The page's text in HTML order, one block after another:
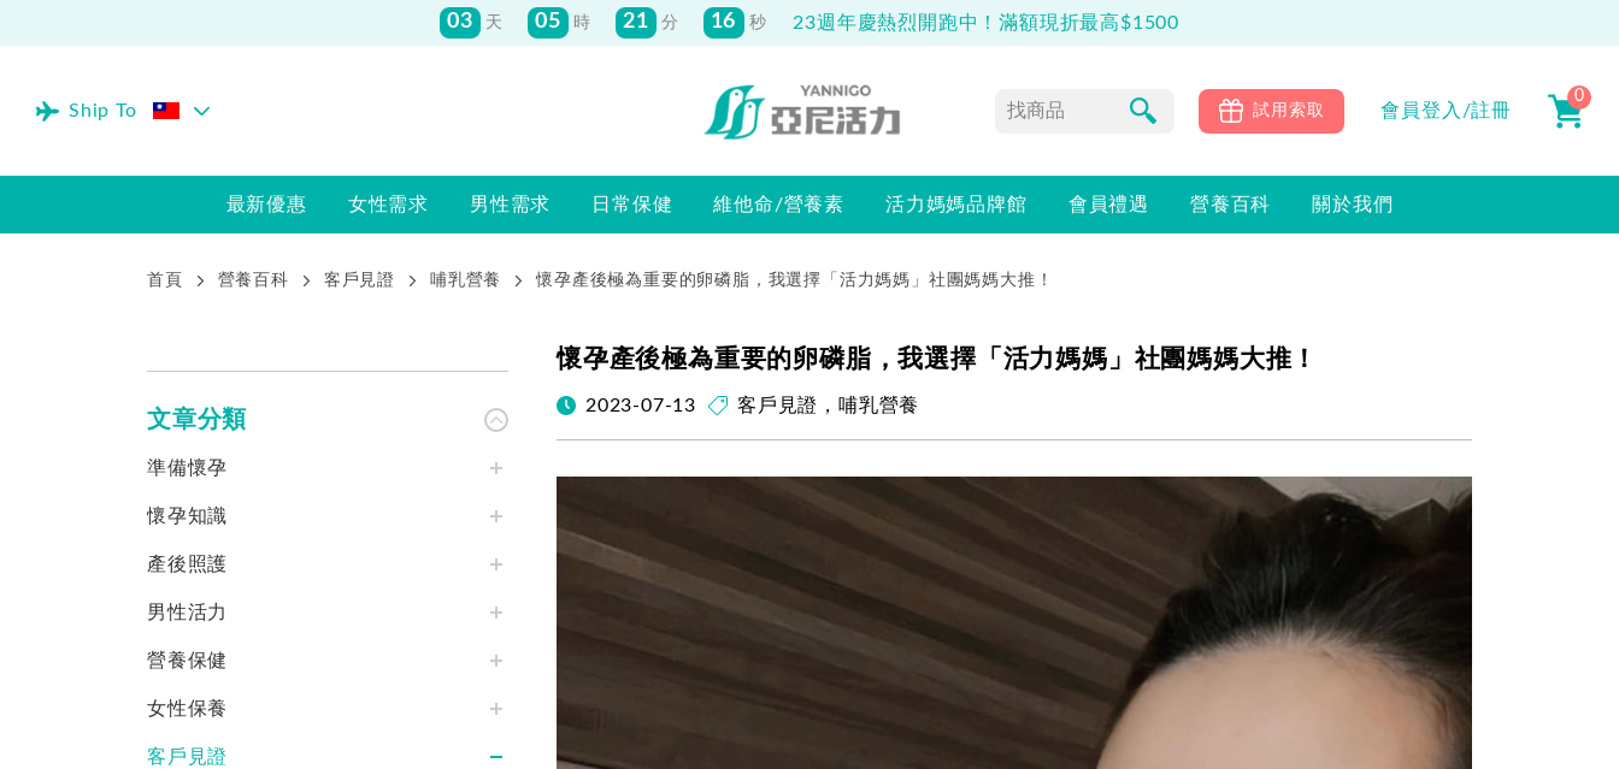
先付款滿800元免運！註冊會員最高獲 150元抵用券
Ship To 試用索取 會員登入/註冊
0
最新優惠 女性需求 男性需求 日常保健 維他命/營養素 活力媽媽品牌館 會員禮遇 營養百科 關於我們
首頁 營養百科 客戶見證 哺乳營養 懷孕產後極為重要的卵磷脂，我選擇「活力媽媽」社團媽媽大推！
懷孕產後極為重要的卵磷脂，我選擇「活力媽媽」社團媽媽大推！
2023-07-13 客戶見證 ， 哺乳營養
文章分類
準備懷孕
懷孕知識
產後照護
男性活力
營養保健
女性保養
客戶見證